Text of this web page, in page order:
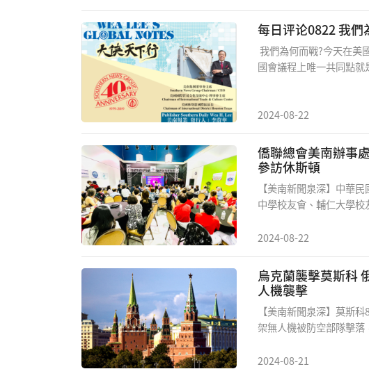
隊擊退了烏克蘭軍隊試圖
日首次入侵俄羅斯時莫斯
俄羅斯西部庫爾斯克地
可能打算將戰爭帶到更
每日评论
我們為何而戰?今天在美
國會議程上唯一共同點
禁止上美國大學及就業
為自己非來自上述三國
施，,其影響是全方面的
站出來，以選票來保障
Asian-Americans, and
challenges. The only
2024-08-22
僑聯總會美南辦事
參訪休斯頓
【美南新聞泉深】中華
中學校友會、輔仁大學
救國團休斯頓分會、華
事長童惠珍女士參訪休
助。歡迎宴會由大休斯
士主持。
2024-08-22
烏克蘭襲擊莫斯科 俄羅斯首都有史以來遭到最大規模的無
人機襲擊
【美南新聞泉深】莫斯
架無人機被防空部隊擊
戰鬥。8 月 6 日，烏克
2024-08-21